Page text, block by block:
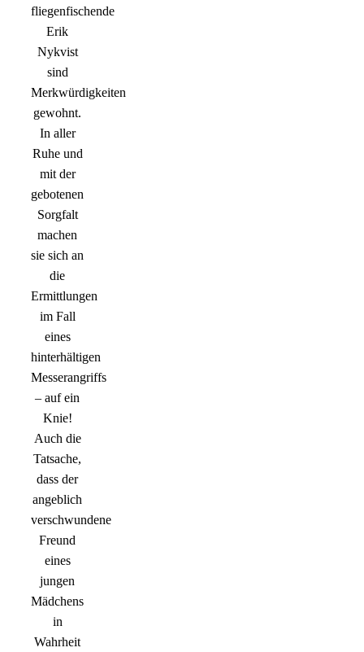
fliegenfischende
Erik
Nykvist
sind
Merkwürdigkeiten
gewohnt.
In aller
Ruhe und
mit der
gebotenen
Sorgfalt
machen
sie sich an
die
Ermittlungen
im Fall
eines
hinterhältigen
Messerangriffs
– auf ein
Knie!
Auch die
Tatsache,
dass der
angeblich
verschwundene
Freund
eines
jungen
Mädchens
in
Wahrheit